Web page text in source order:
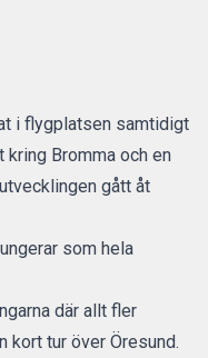
i flygplatsen samtidigt
Bromma och en
gått åt
som hela
där allt fler
kort tur över Öresund.